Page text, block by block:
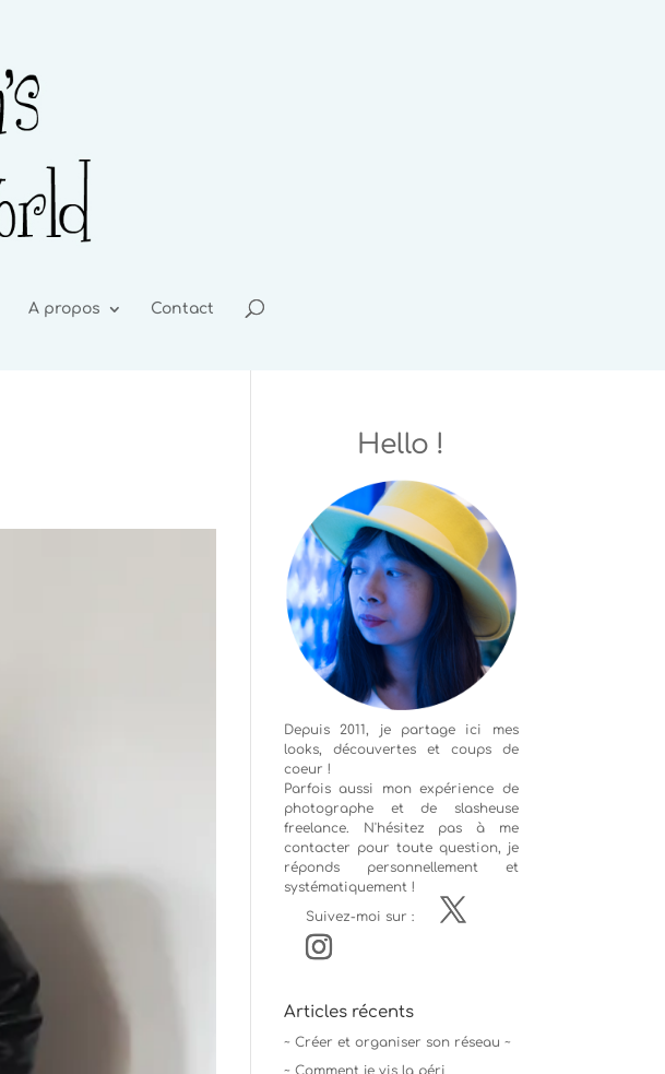
A propos Contact
Hello !
Depuis 2011, je partage ici mes
looks, découvertes et coups de
coeur !
Parfois aussi mon expérience de
photographeet de slasheuse
freelance. N'hésitez pas à me
contacter pour toute question, je
réponds personnellement et
systématiquement !
Suivez-moi sur :
Articles récents
~ Créer et organiser son réseau ~